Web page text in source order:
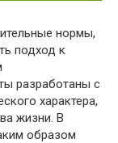
нормы,
подход к
разработаны с
характера,
жизни. В
образом